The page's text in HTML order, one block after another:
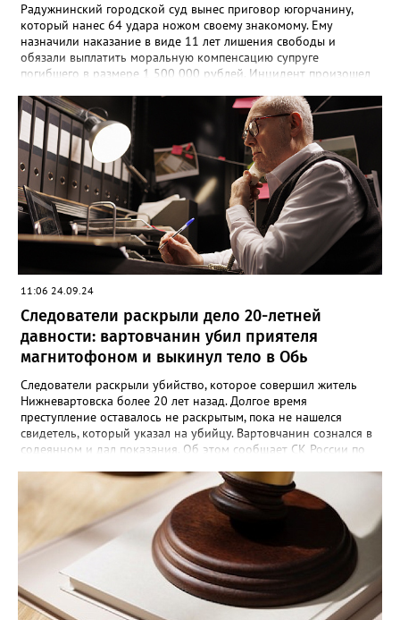
Радужнинский городской суд вынес приговор югорчанину,
который нанес 64 удара ножом своему знакомому. Ему
назначили наказание в виде 11 лет лишения свободы и
обязали выплатить моральную компенсацию супруге
погибшего в размере 1 500 000 рублей. Инцидент произошел
своим знакомым в тамбуре жилого дома. Произошла потасовка
и югорчанин совершил убийство кухонным ножом. Он нанес
потерпевшему 64 удара по различным частям тела, которые
стали причиной смерти. Во время судебного заседания
югорчанин признал свою вину, но от дачи показаний
отказался.
11:06 24.09.24
Следователи раскрыли дело 20-летней
давности: вартовчанин убил приятеля
магнитофоном и выкинул тело в Обь
Следователи раскрыли убийство, которое совершил житель
Нижневартовска более 20 лет назад. Долгое время
преступление оставалось не раскрытым, пока не нашелся
свидетель, который указал на убийцу. Вартовчанин сознался в
содеянном и дал показания. Об этом сообщает СК России по
декабря 2001 года 22 летний вартовчанин находился в
квартире по улице Менделеева вместе со своим 29-летним
знакомым. Произошла ссора и мужчина нанес приятелю
множественные удары руками и кассетным магнитофоном в
голову. От полученных травм он скончался. Вартовчанин
испугался и выбросил тело в Обь. Уголовное дело с
обвинительным заключением направлено в суд для
рассмотрения. Вартовчанину грозит до пятнадцати лет
лишения свободы.